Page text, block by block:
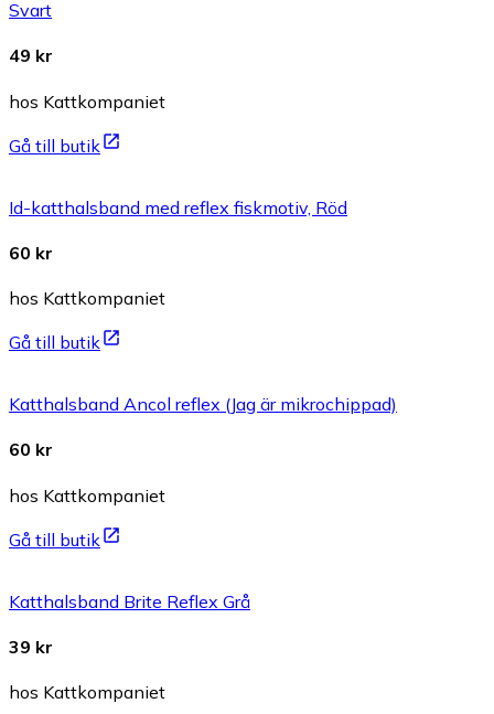
Svart
49 kr
hos Kattkompaniet
Gå till butik
Id-katthalsband med reflex fiskmotiv, Röd
60 kr
hos Kattkompaniet
Gå till butik
Katthalsband Ancol reflex (Jag är mikrochippad)
60 kr
hos Kattkompaniet
Gå till butik
Katthalsband Brite Reflex Grå
39 kr
hos Kattkompaniet